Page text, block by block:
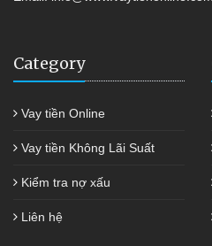
Category
Vay tiền Online
Vay tiền Không Lãi Suất
Kiểm tra nợ xấu
Liên hệ